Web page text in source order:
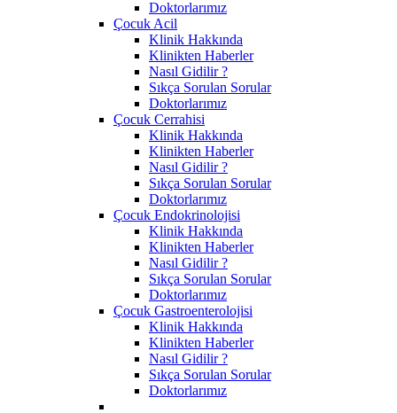
Doktorlarımız
Çocuk Acil
Klinik Hakkında
Klinikten Haberler
Nasıl Gidilir ?
Sıkça Sorulan Sorular
Doktorlarımız
Çocuk Cerrahisi
Klinik Hakkında
Klinikten Haberler
Nasıl Gidilir ?
Sıkça Sorulan Sorular
Doktorlarımız
Çocuk Endokrinolojisi
Klinik Hakkında
Klinikten Haberler
Nasıl Gidilir ?
Sıkça Sorulan Sorular
Doktorlarımız
Çocuk Gastroenterolojisi
Klinik Hakkında
Klinikten Haberler
Nasıl Gidilir ?
Sıkça Sorulan Sorular
Doktorlarımız